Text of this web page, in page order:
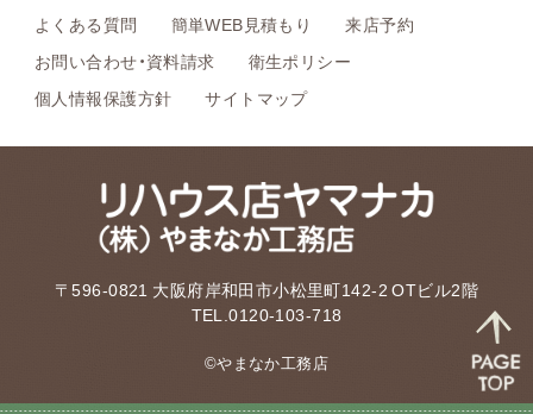
よくある質問
簡単WEB見積もり
来店予約
お問い合わせ・資料請求
衛生ポリシー
個人情報保護方針
サイトマップ
〒596-0821 大阪府岸和田市小松里町142-2 OTビル2階
TEL.0120-103-718
©やまなか工務店